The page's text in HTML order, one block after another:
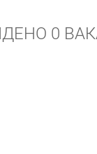
0